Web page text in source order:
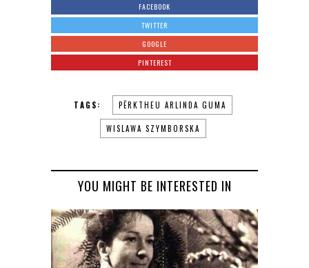
FACEBOOK
TWITTER
GOOGLE
PINTEREST
TAGS: PËRKTHEU ARLINDA GUMA
WISLAWA SZYMBORSKA
YOU MIGHT BE INTERESTED IN